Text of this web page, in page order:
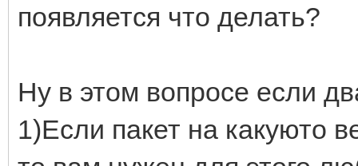
появляется что делать?
Ну в этом вопросе если
1)Если пакет на какуюто